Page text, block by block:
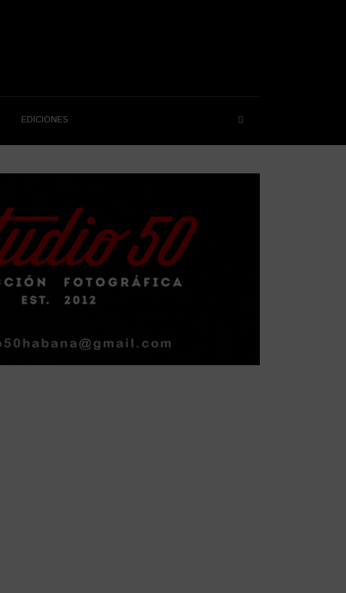
EDICIONES